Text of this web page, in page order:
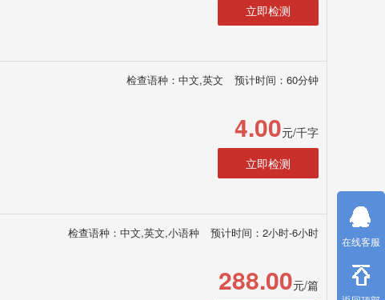
立即检测
检查语种：中文,英文 预计时间：60分钟
4.00元/千字
立即检测
检查语种：中文,英文,小语种 预计时间：2小时-6小时
288.00元/篇
在线客服